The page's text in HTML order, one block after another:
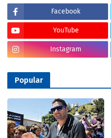
Facebook
YouTube
Instagram
Popular